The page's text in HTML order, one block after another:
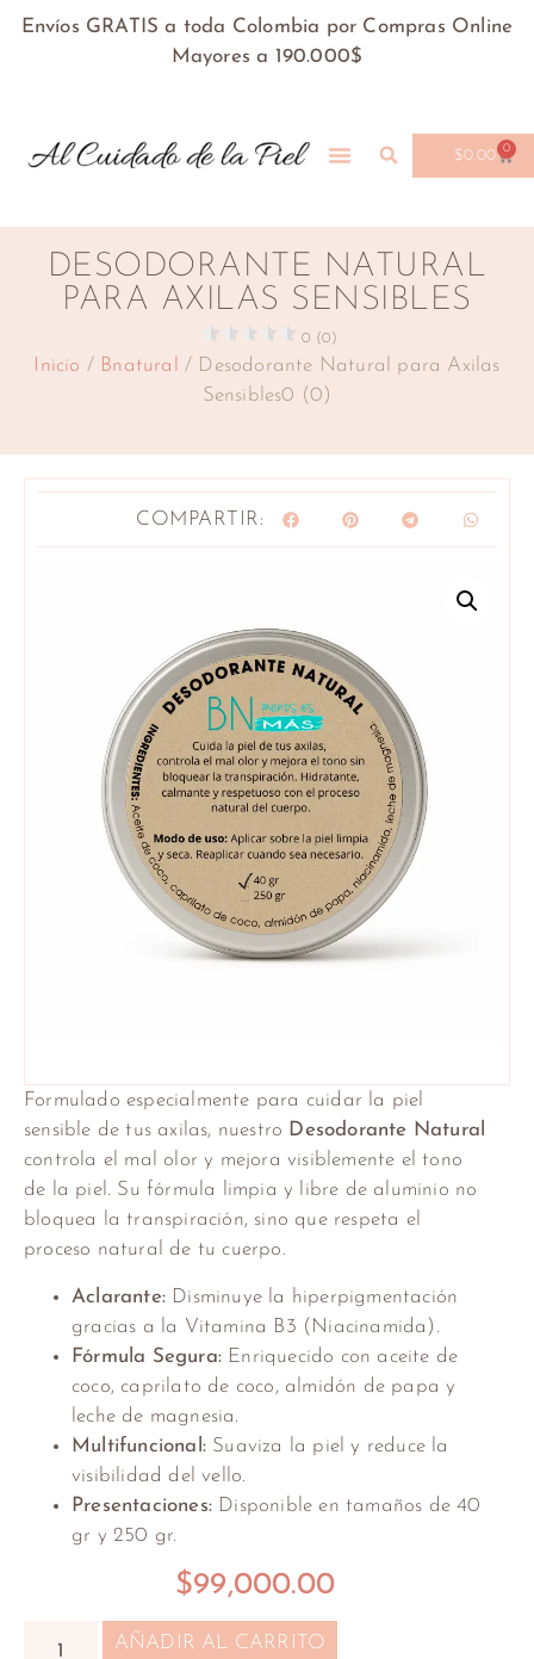
Envíos GRATIS a toda Colombia por Compras Online
Mayores a 190.000$
$0.00 0
DESODORANTE NATURAL
PARA AXILAS SENSIBLES
0 (0)
Inicio / Bnatural
/ Desodorante Natural para Axilas
Sensibles0 (0)
COMPARTIR:
Formulado especialmente para cuidar la piel
sensible de tus axilas, nuestro Desodorante Natural
controla el mal olor y mejora visiblemente el tono
de la piel. Su fórmula limpia y libre de aluminio no
bloquea la transpiración, sino que respeta el
proceso natural de tu cuerpo.
Aclarante: Disminuye la hiperpigmentación
gracias a la Vitamina B3 (Niacinamida).
Fórmula Segura: Enriquecido con aceite de
coco, caprilato de coco, almidón de papa y
leche de magnesia.
Multifuncional: Suaviza la piel y reduce la
visibilidad del vello.
Presentaciones: Disponible en tamaños de 40
gr y 250 gr.
$99,000.00
AÑADIR AL CARRITO